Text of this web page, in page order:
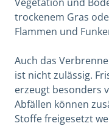
trockenem Gras
Flammen und
Auch das
ist nicht zulässig.
erzeugt besonders
Abfällen können
Stoffe freigesetzt